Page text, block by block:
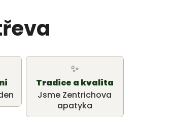
✨
Tradice a kvalita
Jsme Zentrichova
apatyka